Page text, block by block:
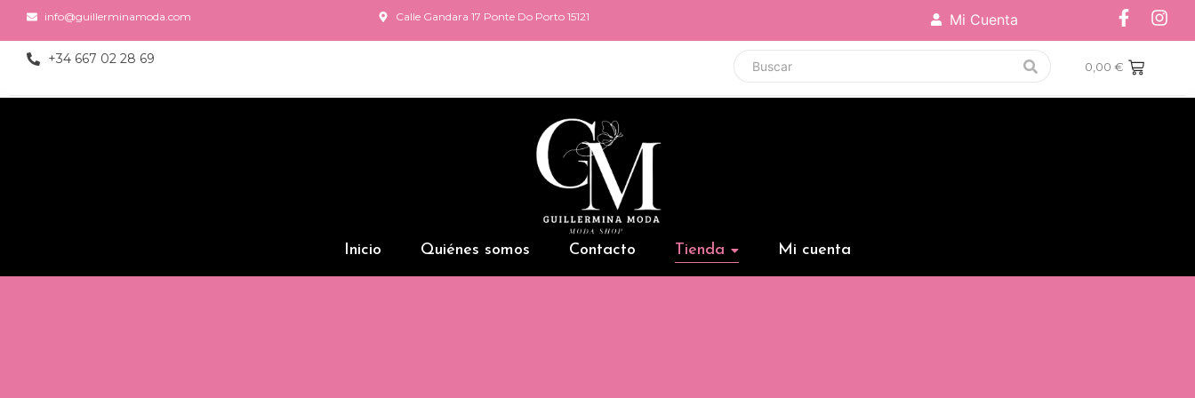
info@guillerminamoda.com Calle Gandara 17 Ponte Do Porto 15121 Mi Cuenta
+34 667 02 28 69 0,00 €
Inicio Quiénes somos Contacto Tienda Mi cuenta